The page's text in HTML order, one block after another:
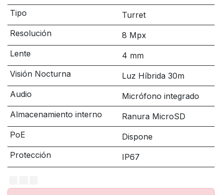
Tipo
Turret
Resolución
8 Mpx
Lente
4 mm
Visión Nocturna
Luz Híbrida 30m
Audio
Micrófono integrado
Almacenamiento interno
Ranura MicroSD
PoE
Dispone
Protección
IP67